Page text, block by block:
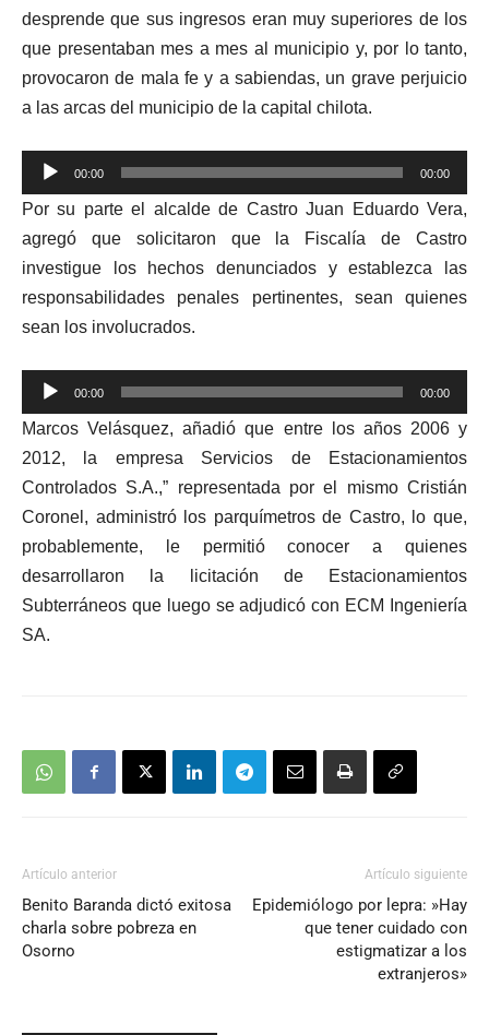
desprende que sus ingresos eran muy superiores de los
que presentaban mes a mes al municipio y, por lo tanto,
provocaron de mala fe y a sabiendas, un grave perjuicio
a las arcas del municipio de la capital chilota.
Reproductor
de
audio
00:00 00:00
Por su parte el alcalde de Castro Juan Eduardo Vera,
agregó que solicitaron que la Fiscalía de Castro
investigue los hechos denunciados y establezca las
responsabilidades penales pertinentes, sean quienes
sean los involucrados.
Reproductor
de
audio
00:00 00:00
Marcos Velásquez, añadió que entre los años 2006 y
2012, la empresa Servicios de Estacionamientos
Controlados S.A.,” representada por el mismo Cristián
Coronel, administró los parquímetros de Castro, lo que,
probablemente, le permitió conocer a quienes
desarrollaron la licitación de Estacionamientos
Subterráneos que luego se adjudicó con ECM Ingeniería
SA.
Artículo anterior
Benito Baranda dictó exitosa
charla sobre pobreza en
Osorno
Artículo siguiente
Epidemiólogo por lepra: »Hay
que tener cuidado con
estigmatizar a los
extranjeros»